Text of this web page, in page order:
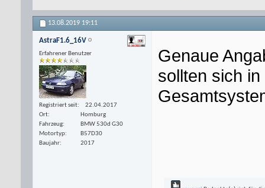
13.08.2019 19:11
AstraF1.6_16V
Erfahrener Benutzer
Registriert seit
22.04.2017
Ort
Homburg
Fahrzeug
BMW 530d G30
Motortyp
B57D30
Baujahr
2017
Genaue
sollten sich